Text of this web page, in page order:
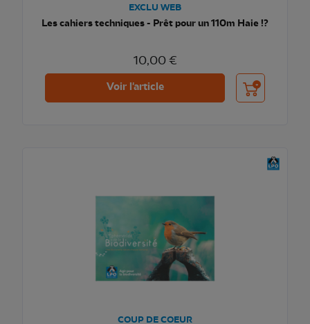
EXCLU WEB
Les cahiers techniques - Prêt pour un 110m Haie !?
10,00 €
Voir l'article Ajouter au
COUP DE COEUR